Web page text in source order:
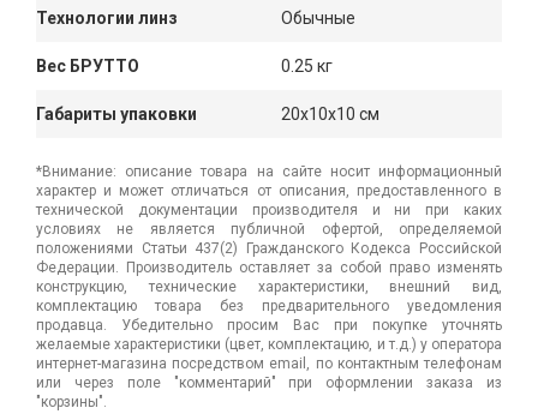
Технологии линз Обычные
Вес БРУТТО 0.25 кг
Габариты упаковки 20x10x10 см
*Внимание: описание товара на сайте носит информационный
характер и может отличаться от описания, предоставленного в
технической документации производителя и ни при каких
условиях не является публичной офертой, определяемой
положениями Статьи 437(2) Гражданского Кодекса Российской
Федерации. Производитель оставляет за собой право изменять
конструкцию, технические характеристики, внешний вид,
комплектацию товара без предварительного уведомления
продавца. Убедительно просим Вас при покупке уточнять
желаемые характеристики (цвет, комплектацию, и т.д.) у оператора
интернет-магазина посредством email, по контактным телефонам
или через поле "комментарий" при оформлении заказа из
"корзины".